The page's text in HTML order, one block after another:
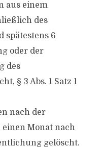
aus einem
des
spätestens 6
oder der
des
§ 3 Abs. 1 Satz 1
nach der
Monat nach
gelöscht.